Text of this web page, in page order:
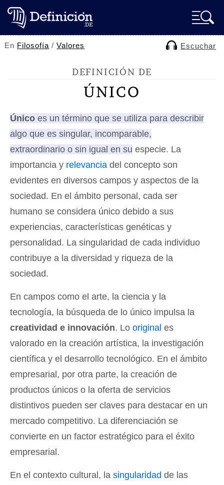
En Filosofía /Valores Escuchar
DEFINICIÓN DE
ÚNICO
Único es un término que se utiliza para describir
algo que es singular, incomparable,
extraordinario o sin igual en su especie. La
importancia y relevancia del concepto son
evidentes en diversos campos y aspectos de la
sociedad. En el ámbito personal, cada ser
humano se considera único debido a sus
experiencias, características genéticas y
personalidad. La singularidad de cada individuo
contribuye a la diversidad y riqueza de la
sociedad.
En campos como el arte, la ciencia y la
tecnología, la búsqueda de lo único impulsa la
creatividad e innovación. Lo original es
valorado en la creación artística, la investigación
científica y el desarrollo tecnológico. En el ámbito
empresarial, por otra parte, la creación de
productos únicos o la oferta de servicios
distintivos pueden ser claves para destacar en un
mercado competitivo. La diferenciación se
convierte en un factor estratégico para el éxito
empresarial.
En el contexto cultural, la singularidad de las